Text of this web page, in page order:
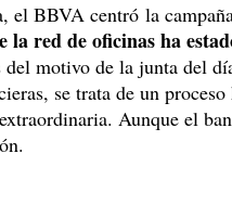
el BBVA centró la
la red de oficinas ha
del motivo de la junta del
se trata de un
Aunque el